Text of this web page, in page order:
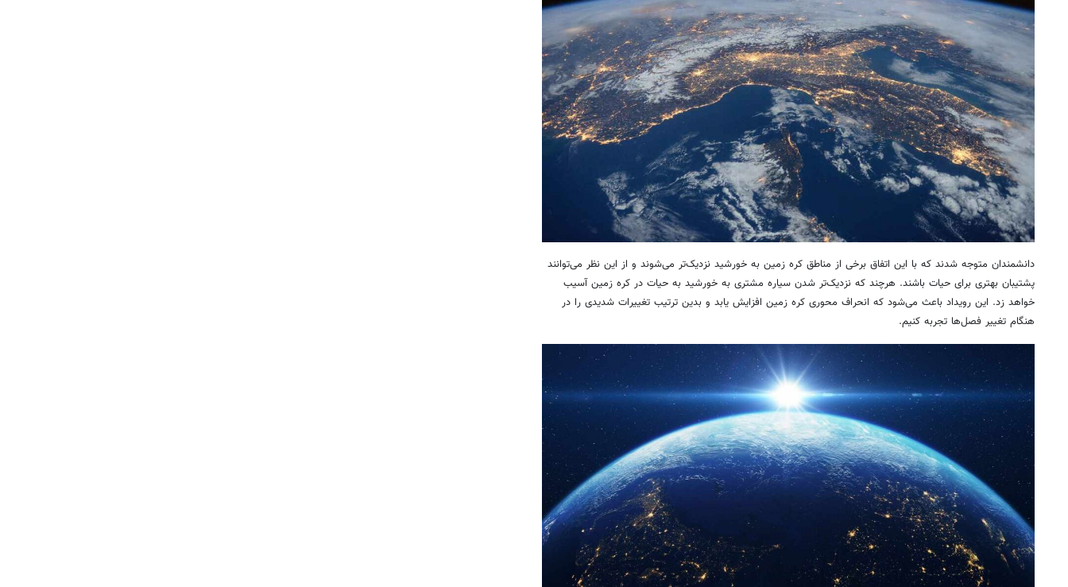
دانشمندان متوجه شدند که با این اتفاق برخی از مناطق کره زمین به خورشید نزدیک‌تر می‌شوند و از این نظر می‌توانند
پشتیبان بهتری برای حیات باشند. هرچند که نزدیک‌تر شدن سیاره مشتری به خورشید به حیات در کره زمین آسیب
خواهد زد. این رویداد باعث می‌شود که انحراف محوری کره زمین افزایش یابد و بدین ترتیب تغییرات شدیدی را در
هنگام تغییر فصل‌ها تجربه کنیم.